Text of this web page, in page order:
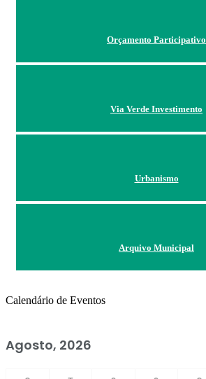
Orçamento Participativo
Via Verde Investimento
Urbanismo
Arquivo Municipal
Calendário de Eventos
Agosto, 2026